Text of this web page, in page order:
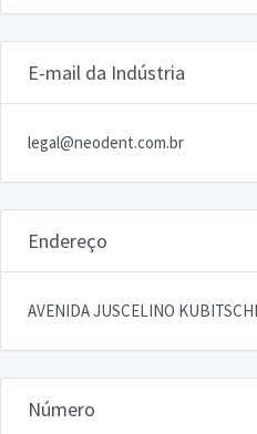
E-mail da Indústria
legal@neodent.com.br
Endereço
AVENIDA JUSCELINO
Número